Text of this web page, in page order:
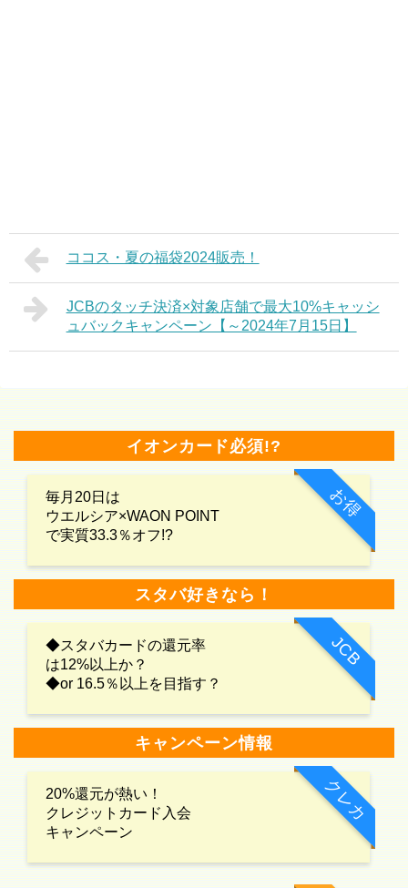
ココス・夏の福袋2024販売！
JCBのタッチ決済×対象店舗で最大10%キャッシ
ュバックキャンペーン【～2024年7月15日】
イオンカード必須!?
お得
毎月20日は
ウエルシア×WAON POINT
で実質33.3％オフ!?
スタバ好きなら！
JCB
◆スタバカードの還元率
は12%以上か？
◆or 16.5％以上を目指す？
キャンペーン情報
クレカ
20%還元が熱い！
クレジットカード入会
キャンペーン